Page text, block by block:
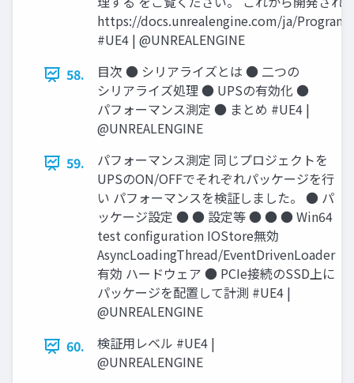
https://docs.unrealengine.com/ja/
#UE4 | @UNREALENGINE
58.
目次 ● シリアライズとは ● 二つの
シリアライズ処理 ● UPSの有効化 ●
パフォーマンス測定 ● まとめ #UE4 |
@UNREALENGINE
59.
パフォーマンス測定 同じプロジェクトを
UPSのON/OFFでそれぞれパッケージを行
い パフォーマンスを検証しました。 ● パ
ッケージ設定 ● ● 設定等 ● ● ● Win64
test conﬁguration IOStore無効
AsyncLoadingThread/EventDrivenLoader
有効 ハードウェア ● PCIe接続のSSD上に
パッケージを配置して計測 #UE4 |
@UNREALENGINE
60.
検証用レベル #UE4 |
@UNREALENGINE